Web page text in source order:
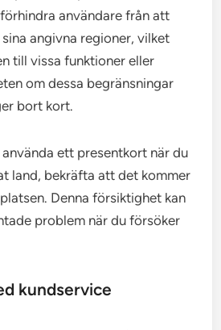
användare från att
angivna regioner, vilket
till vissa funktioner eller
om dessa begränsningar
bort kort.
ett presentkort när du
land, bekräfta att det kommer
Denna försiktighet kan
problem när du försöker
kundservice